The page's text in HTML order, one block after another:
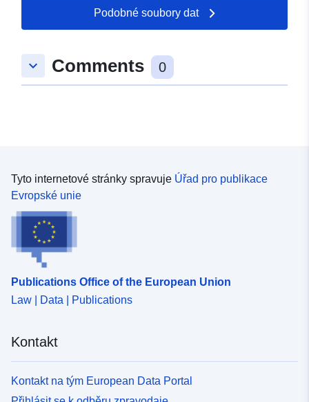
50.5447 ] ]
Typ: Polygon
uriRef:
http://data.europa.eu/88u/dataset/
d400-351d-0b3e-c8a41ccd882a
Podobné soubory dat
keyboard_arrow_down Comments 0
Tyto internetové stránky spravuje Úřad pro publikace
Evropské unie
Publications Office of the European Union
Law | Data | Publications
Kontakt
Kontakt na tým European Data Portal